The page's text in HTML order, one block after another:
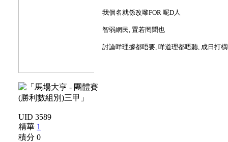
UID 3589
精華 1
積分 0
我個名就係改嚟FOR 呢D人
智弱網民, 置若罔聞也
討論咩理據都唔要, 咩道理都唔聽, 成日打